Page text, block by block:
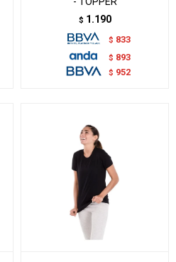
$ 1.190
$ 833
$ 893
$ 952